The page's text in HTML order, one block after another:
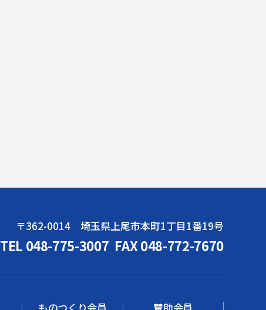
〒362-0014 埼玉県上尾市本町1丁目1番19号
TEL 048-775-3007 FAX 048-772-7670